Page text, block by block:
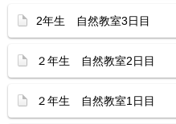
2年生 自然教室3日目
２年生 自然教室2日目
２年生 自然教室1日目